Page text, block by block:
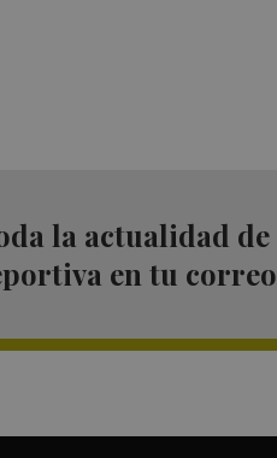
la actualidad de
en tu correo